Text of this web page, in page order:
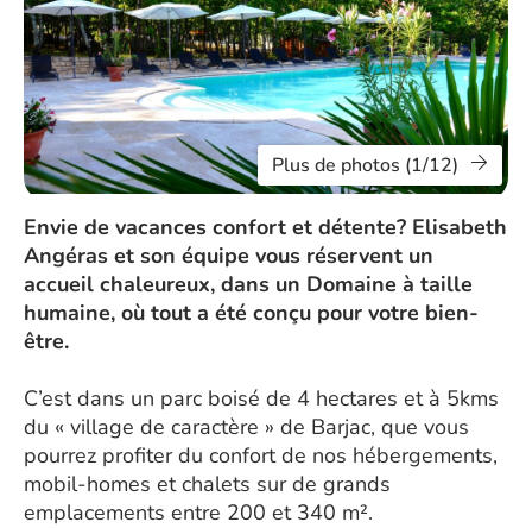
Plus de photos (1/12)
Envie de vacances confort et détente? Elisabeth
Angéras et son équipe vous réservent un
accueil chaleureux, dans un Domaine à taille
humaine, où tout a été conçu pour votre bien-
être.
C’est dans un parc boisé de 4 hectares et à 5kms
du « village de caractère » de Barjac, que vous
pourrez profiter du confort de nos hébergements,
mobil-homes et chalets sur de grands
emplacements entre 200 et 340 m².